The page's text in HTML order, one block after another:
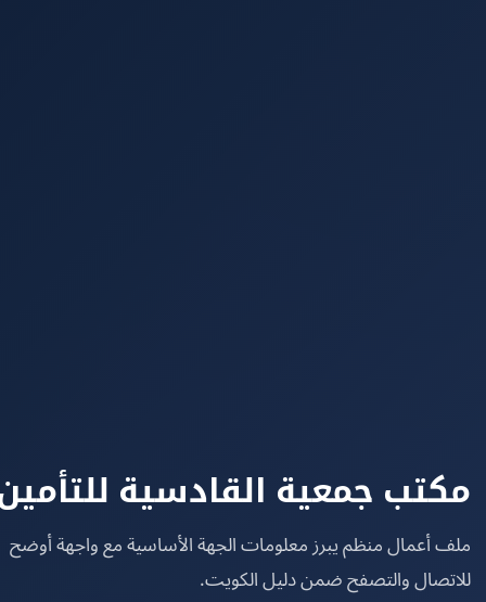
جمعية القادسية للتأمين
منظم يبرز معلومات الجهة الأساسية مع واجهة أوضح
والتصفح ضمن دليل الكويت.